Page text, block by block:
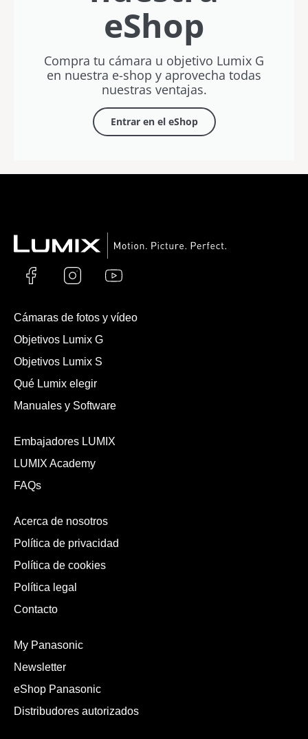
eShop
Compra tu cámara u objetivo Lumix G
en nuestra e-shop y aprovecha todas
nuestras ventajas.
Entrar en el eShop
Cámaras de fotos y vídeo
Objetivos Lumix G
Objetivos Lumix S
Qué Lumix elegir
Manuales y Software
Embajadores LUMIX
LUMIX Academy
FAQs
Acerca de nosotros
Política de privacidad
Política de cookies
Política legal
Contacto
My Panasonic
Newsletter
eShop Panasonic
Distribudores autorizados